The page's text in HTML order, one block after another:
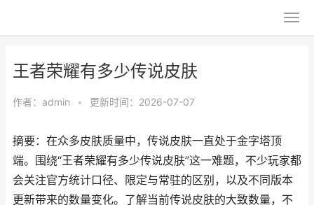
王者荣耀有多少传说皮肤
作者： admin • 更新时间：2026-07-07
摘要：在众多皮肤质量中，传说皮肤一直处于金字塔顶
端。围绕“王者荣耀有多少传说皮肤”这一难题，不少玩家都
会关注官方统计口径、限定与常驻的区别，以及不同版本
更新带来的数量变化。了解当前传说皮肤的大致数量，不